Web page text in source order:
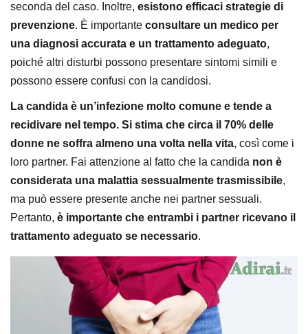
seconda del caso. Inoltre, esistono efficaci strategie di
prevenzione. È importante consultare un medico per
una diagnosi accurata e un trattamento adeguato,
poiché altri disturbi possono presentare sintomi simili e
possono essere confusi con la candidosi.
La candida è un’infezione molto comune e tende a
recidivare nel tempo. Si stima che circa il 70% delle
donne ne soffra almeno una volta nella vita, così come i
loro partner. Fai attenzione al fatto che la candida non è
considerata una malattia sessualmente trasmissibile,
ma può essere presente anche nei partner sessuali.
Pertanto, è importante che entrambi i partner ricevano il
trattamento adeguato se necessario.